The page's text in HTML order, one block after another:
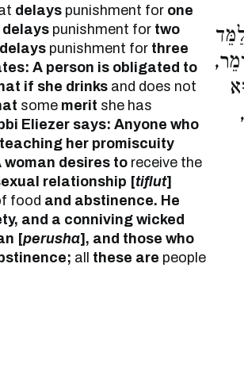
delays punishment for one
delays punishment for two
delays punishment for three
A person is obligated to
if she drinks and does not
some merit she has
Eliezer says: Anyone who
her promiscuity
woman desires to receive the
relationship [tiflut]
food and abstinence. He
and a conniving wicked
[perusha], and those who
all these are people